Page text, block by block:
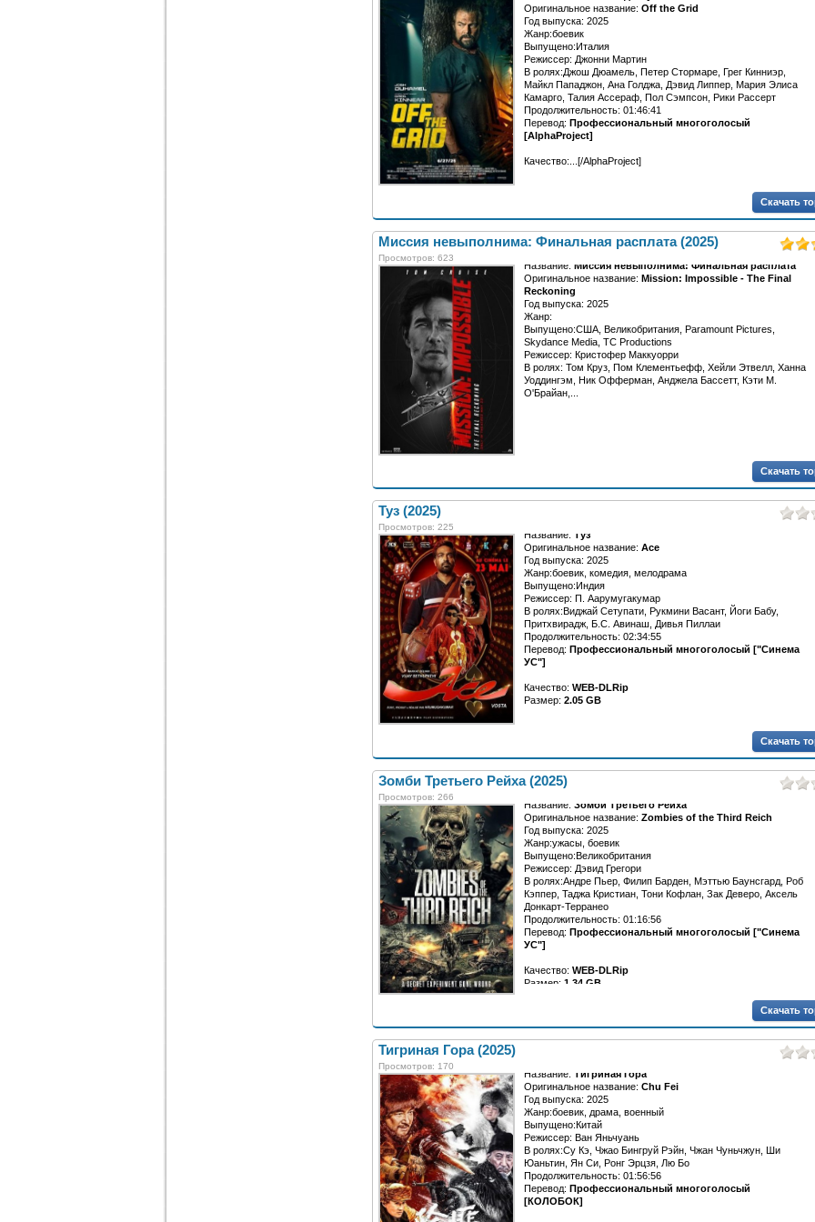
Оригинальное название: Off the Grid
Год выпуска: 2025
Жанр:боевик
Выпущено:Италия
Режиссер: Джонни Мартин
В ролях:Джош Дюамель, Петер Стормаре, Грег Кинниэр,
Майкл Пападжон, Ана Голджа, Дэвид Липпер, Мария Элиса
Камарго, Талия Ассераф, Пол Сэмпсон, Рики Рассерт
Продолжительность: 01:46:41
Перевод: Профессиональный многоголосый
[AlphaProject]
Качество:...[/AlphaProject]
Скачать
Миссия невыполнима: Финальная расплата (2025)
Просмотров: 623
Название: Миссия невыполнима: Финальная расплата
Оригинальное название: Mission: Impossible - The Final
Reckoning
Год выпуска: 2025
Жанр:
Выпущено:США, Великобритания, Paramount Pictures,
Skydance Media, TC Productions
Режиссер: Кристофер Маккуорри
В ролях: Том Круз, Пом Клементьефф, Хейли Этвелл, Ханна
Уоддингэм, Ник Офферман, Анджела Бассетт, Кэти М.
О'Брайан,...
Скачать
Туз (2025)
Просмотров: 225
Название:
Туз
Оригинальное название: Ace
Год выпуска: 2025
Жанр:боевик, комедия, мелодрама
Выпущено:Индия
Режиссер: П. Аарумугакумар
В ролях:Виджай Сетупати, Рукмини Васант, Йоги Бабу,
Притхвирадж, Б.С. Авинаш, Дивья Пиллаи
Продолжительность: 02:34:55
Перевод: Профессиональный многоголосый ["Синема
УС"]
Качество: WEB-DLRip
Размер: 2.05 GB
Скачать
Зомби Третьего Рейха (2025)
Просмотров: 266
Название: Зомби Третьего Рейха
Оригинальное название: Zombies of the Third Reich
Год выпуска: 2025
Жанр:ужасы, боевик
Выпущено:Великобритания
Режиссер: Дэвид Грегори
В ролях:Андре Пьер, Филип Барден, Мэттью Баунсгард, Роб
Кэппер, Таджа Кристиан, Тони Кофлан, Зак Деверо, Аксель
Донкарт-Терранео
Продолжительность: 01:16:56
Перевод: Профессиональный многоголосый ["Синема
УС"]
Качество: WEB-DLRip
Размер: 1.34 GB
Специальный отряд солдат союзных войск отправляется на
разведку в бункер нацистов. По прибытии они обнаруживают,
бункере превратились в плотоядных зомби. Теперь им нужно
уничтожить всех зомби до последнего и выжить самим.
Скачать
Тигриная Гора (2025)
Просмотров: 170
Название:
Тигриная Гора
Оригинальное название: Chu Fei
Год выпуска: 2025
Жанр:боевик, драма, военный
Выпущено:Китай
Режиссер: Ван Яньчуань
В ролях:Су Кэ, Чжао Бингруй Рэйн, Чжан Чуньчжун, Ши
Юаньтин, Ян Си, Ронг Эрцзя, Лю Бо
Продолжительность: 01:56:56
Перевод: Профессиональный многоголосый
[КОЛОБОК]